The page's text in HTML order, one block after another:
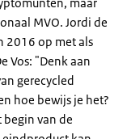
MVO. Jordi de
2016 op met als
Vos: "Denk aan
gerecycled
hoe bewijs je het?
van de